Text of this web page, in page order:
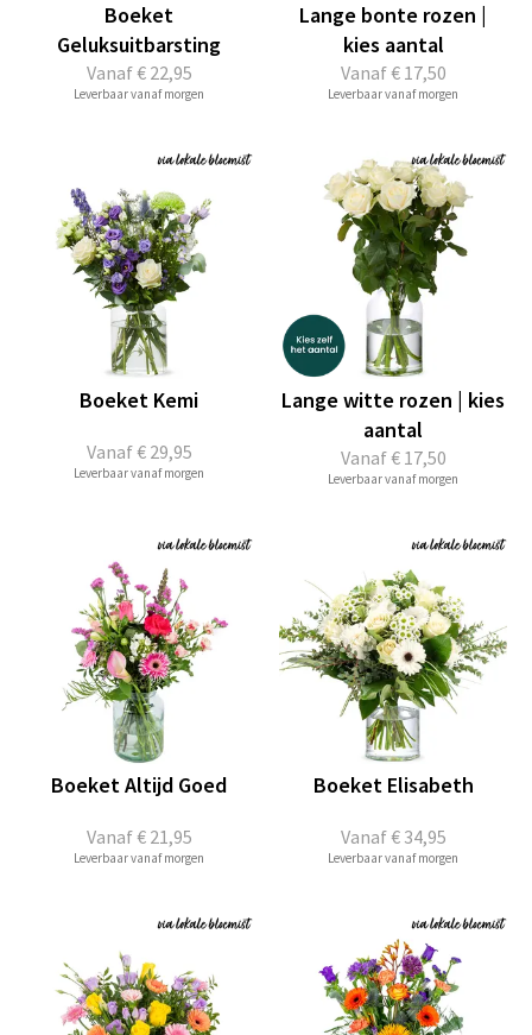
Vanaf€ 22,95
Boeket
Geluksuitbarsting
Leverbaar vanaf morgen
Vanaf€ 17,50
Lange bonte rozen |
kies aantal
Leverbaar vanaf morgen
Vanaf€ 29,95
Boeket Kemi
Leverbaar vanaf morgen
Vanaf€ 17,50
Lange witte rozen | kies
aantal
Leverbaar vanaf morgen
Vanaf€ 21,95
Boeket Altijd Goed
Leverbaar vanaf morgen
Vanaf€ 34,95
Boeket Elisabeth
Leverbaar vanaf morgen